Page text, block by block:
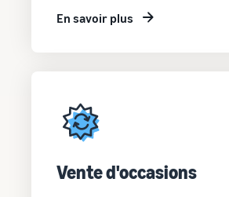
En savoir plus
Vente d'occasions